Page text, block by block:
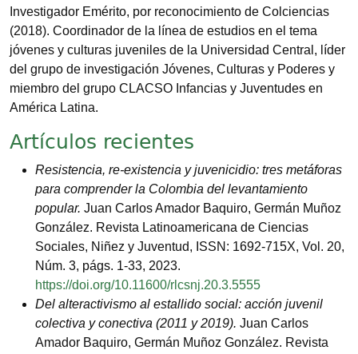
Investigador Emérito, por reconocimiento de Colciencias
(2018). Coordinador de la línea de estudios en el tema
jóvenes y culturas juveniles de la Universidad Central, líder
del grupo de investigación Jóvenes, Culturas y Poderes y
miembro del grupo CLACSO Infancias y Juventudes en
América Latina.
Artículos recientes
Resistencia, re-existencia y juvenicidio: tres metáforas
para comprender la Colombia del levantamiento
popular. Juan Carlos Amador Baquiro, Germán Muñoz
González. Revista Latinoamericana de Ciencias
Sociales, Niñez y Juventud, ISSN: 1692-715X, Vol. 20,
Núm. 3, págs. 1-33, 2023.
https://doi.org/10.11600/rlcsnj.20.3.5555
Del alteractivismo al estallido social: acción juvenil
colectiva y conectiva (2011 y 2019). Juan Carlos
Amador Baquiro, Germán Muñoz González. Revista